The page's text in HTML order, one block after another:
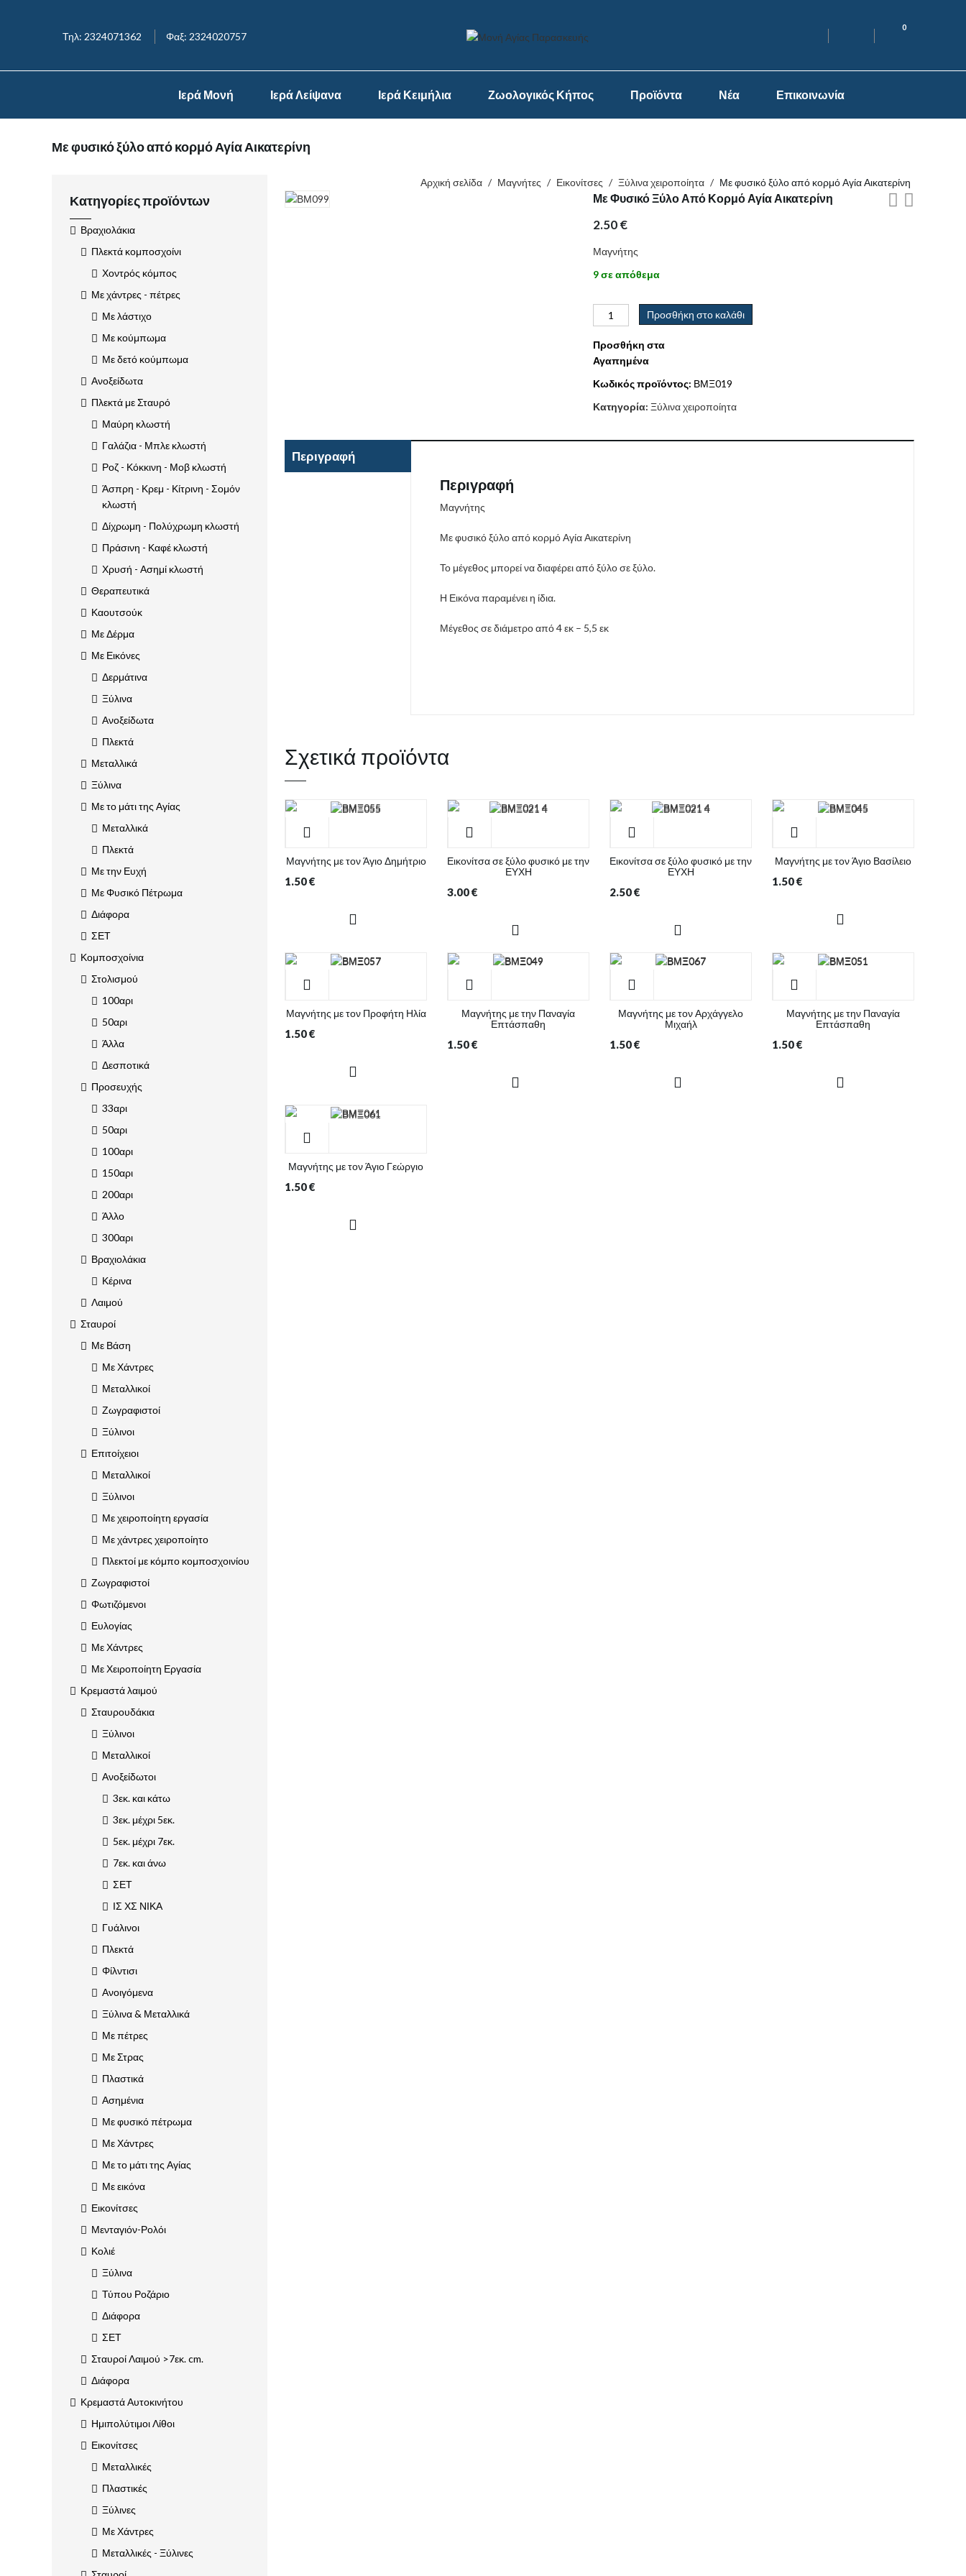
Τηλ: 2324071362 Φαξ: 2324020757
0
Ιερά Μονή Ιερά Λείψανα Ιερά Κειμήλια Ζωολογικός Κήπος Προϊόντα Νέα Επικοινωνία
Με φυσικό ξύλο από κορμό Αγία Αικατερίνη
Αρχική σελίδα / Μαγνήτες / Εικονίτσες / Ξύλινα χειροποίητα / Με φυσικό ξύλο από κορμό Αγία Αικατερίνη
Με Φυσικό Ξύλο Από Κορμό Αγία Αικατερίνη
2.50€
Μαγνήτης
9 σε απόθεμα
Προσθήκη στο καλάθι
Προσθήκη στα
Αγαπημένα
Κωδικός προϊόντος: ΒΜΞ019
Κατηγορία:Ξύλινα χειροποίητα
Περιγραφή
Περιγραφή
Μαγνήτης
Με φυσικό ξύλο από κορμό Αγία Αικατερίνη
Το μέγεθος μπορεί να διαφέρει από ξύλο σε ξύλο.
Η Εικόνα παραμένει η ίδια.
Μέγεθος σε διάμετρο από 4 εκ – 5,5 εκ
Σχετικά προϊόντα
Μαγνήτης με τον Άγιο Δημήτριο
1.50€
Εικονίτσα σε ξύλο φυσικό με την
ΕΥΧΗ
3.00€
Εικονίτσα σε ξύλο φυσικό με την
ΕΥΧΗ
2.50€
Μαγνήτης με τον Άγιο Βασίλειο
1.50€
Μαγνήτης με τον Προφήτη Ηλία
1.50€
Μαγνήτης με την Παναγία
Επτάσπαθη
1.50€
Μαγνήτης με τον Αρχάγγελο
Μιχαήλ
1.50€
Μαγνήτης με την Παναγία
Επτάσπαθη
1.50€
Μαγνήτης με τον Άγιο Γεώργιο
1.50€
Κατηγορίες προϊόντων
Βραχιολάκια
Πλεκτά κομποσχοίνι
Χοντρός κόμπος
Με χάντρες - πέτρες
Με λάστιχο
Με κούμπωμα
Με δετό κούμπωμα
Ανοξείδωτα
Πλεκτά με Σταυρό
Μαύρη κλωστή
Γαλάζια - Μπλε κλωστή
Ροζ - Κόκκινη - Μοβ κλωστή
Άσπρη - Κρεμ - Κίτρινη - Σομόν
κλωστή
Δίχρωμη - Πολύχρωμη κλωστή
Πράσινη - Καφέ κλωστή
Χρυσή - Ασημί κλωστή
Θεραπευτικά
Καουτσούκ
Με Δέρμα
Με Εικόνες
Δερμάτινα
Ξύλινα
Ανοξείδωτα
Πλεκτά
Μεταλλικά
Ξύλινα
Με το μάτι της Αγίας
Μεταλλικά
Πλεκτά
Με την Ευχή
Με Φυσικό Πέτρωμα
Διάφορα
ΣΕΤ
Κομποσχοίνια
Στολισμού
100αρι
50αρι
Άλλα
Δεσποτικά
Προσευχής
33αρι
50αρι
100αρι
150αρι
200αρι
Άλλο
300αρι
Βραχιολάκια
Κέρινα
Λαιμού
Σταυροί
Με Βάση
Με Χάντρες
Μεταλλικοί
Ζωγραφιστοί
Ξύλινοι
Επιτοίχειοι
Μεταλλικοί
Ξύλινοι
Με χειροποίητη εργασία
Με χάντρες χειροποίητο
Πλεκτοί με κόμπο κομποσχοινίου
Ζωγραφιστοί
Φωτιζόμενοι
Ευλογίας
Με Χάντρες
Με Χειροποίητη Εργασία
Κρεμαστά λαιμού
Σταυρουδάκια
Ξύλινοι
Μεταλλικοί
Ανοξείδωτοι
3εκ. και κάτω
3εκ. μέχρι 5εκ.
5εκ. μέχρι 7εκ.
7εκ. και άνω
ΣΕΤ
ΙΣ ΧΣ ΝΙΚΑ
Γυάλινοι
Πλεκτά
Φίλντισι
Ανοιγόμενα
Ξύλινα & Μεταλλικά
Με πέτρες
Με Στρας
Πλαστικά
Ασημένια
Με φυσικό πέτρωμα
Με Χάντρες
Με το μάτι της Αγίας
Με εικόνα
Εικονίτσες
Μενταγιόν-Ρολόι
Κολιέ
Ξύλινα
Τύπου Ροζάριο
Διάφορα
ΣΕΤ
Σταυροί Λαιμού >7εκ. cm.
Διάφορα
Κρεμαστά Αυτοκινήτου
Ημιπολύτιμοι Λίθοι
Εικονίτσες
Μεταλλικές
Πλαστικές
Ξύλινες
Με Χάντρες
Μεταλλικές - Ξύλινες